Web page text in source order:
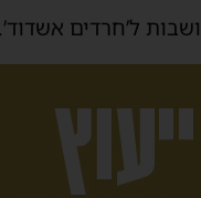
ל’חרדים אשדוד’.